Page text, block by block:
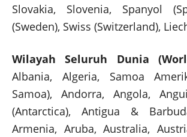
Slovakia, Slovenia, Spanyol
(Sweden), Swiss (Switzerland),
Wilayah Seluruh Dunia
Albania, Algeria, Samoa
Samoa), Andorra, Angola,
(Antarctica), Antigua &
Armenia, Aruba, Australia,